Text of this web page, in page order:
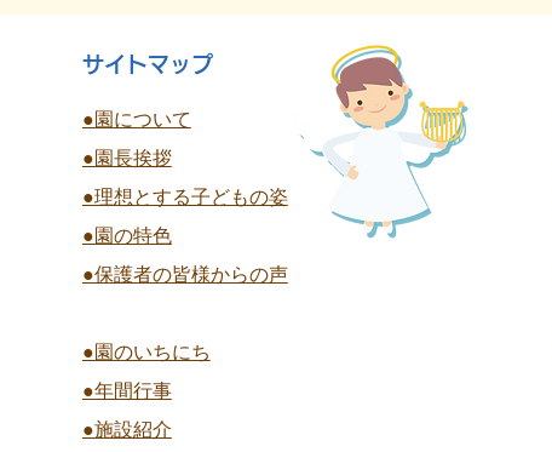
夏祭り 全学年
終
サイトマップ
●園について
●園長挨拶
●理想とする子どもの姿
●園の特色
●保護者の皆様からの声
●園のいちにち
●年間行事
●施設紹介